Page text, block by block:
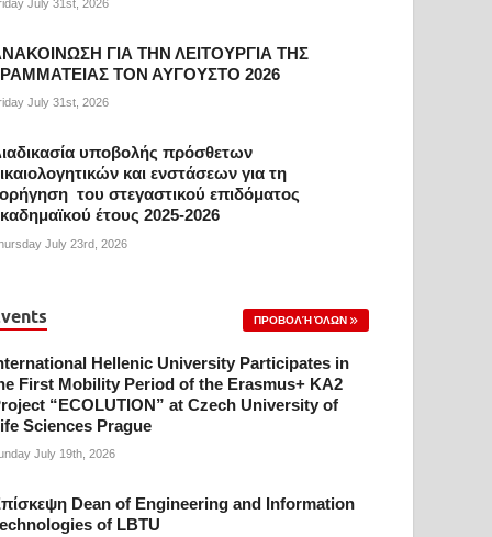
July 31st, 2026
ΓΙΑ ΤΗΝ ΛΕΙΤΟΥΡΓΙΑ ΤΗΣ
ΤΟΝ ΑΥΓΟΥΣΤΟ 2026
July 31st, 2026
υποβολής πρόσθετων
και ενστάσεων για τη
του στεγαστικού επιδόματος
έτους 2025-2026
July 23rd, 2026
ΠΡΟΒΟΛΉ ΌΛΩΝ
Hellenic University Participates in
First Mobility Period of the Erasmus+ KA2
“ECOLUTION” at Czech University of
Sciences Prague
July 19th, 2026
Dean of Engineering and Information
of LBTU